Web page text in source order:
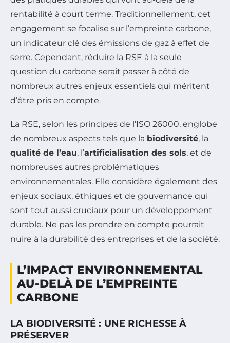
rentabilité à court terme. Traditionnellement, cet
engagement se focalise sur l’empreinte carbone,
un indicateur clé des émissions de gaz à effet de
serre. Cependant, réduire la RSE à la seule
question du carbone serait passer à côté de
nombreux autres enjeux essentiels qui méritent
d’être pris en compte.
La RSE, selon les principes de l’ISO 26000, englobe
de nombreux aspects tels que la biodiversité, la
qualité de l’eau, l’artificialisation des sols, et de
nombreuses autres problématiques
environnementales. Elle considère également des
enjeux sociaux, éthiques et de gouvernance qui
sont tout aussi cruciaux pour un développement
durable. Ne pas les prendre en compte pourrait
nuire à la durabilité des entreprises et de la société.
L’IMPACT ENVIRONNEMENTAL
AU-DELÀ DE L’EMPREINTE
CARBONE
LA BIODIVERSITÉ : UNE RICHESSE À
PRÉSERVER